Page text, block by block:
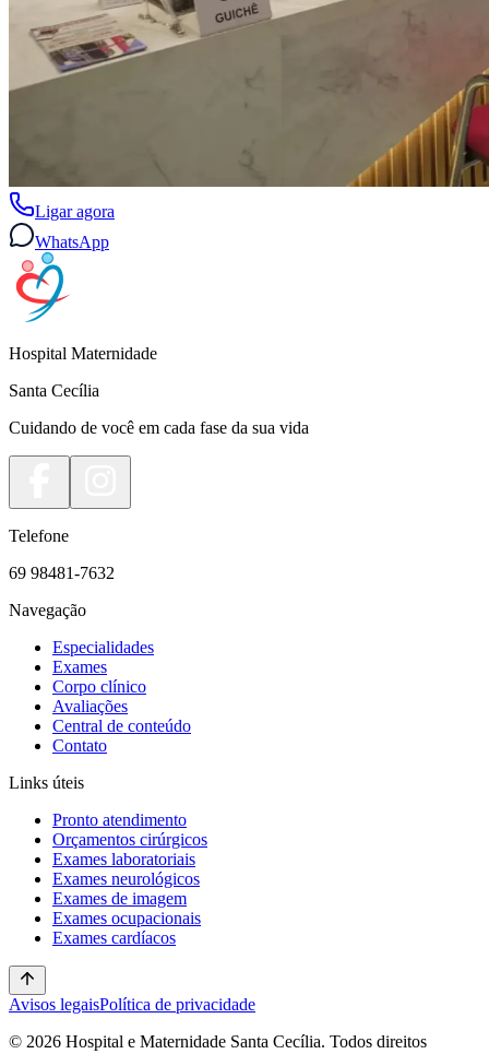
Ligar agora
WhatsApp
Hospital Maternidade
Santa Cecília
Cuidando de você em cada fase da sua vida
Telefone
69 98481-7632
Navegação
Especialidades
Exames
Corpo clínico
Avaliações
Central de conteúdo
Contato
Links úteis
Pronto atendimento
Orçamentos cirúrgicos
Exames laboratoriais
Exames neurológicos
Exames de imagem
Exames ocupacionais
Exames cardíacos
Avisos legaisPolítica de privacidade
© 2026 Hospital e Maternidade Santa Cecília. Todos direitos